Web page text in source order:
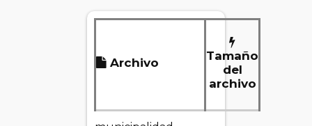
Archivo
Tamaño
del
archivo